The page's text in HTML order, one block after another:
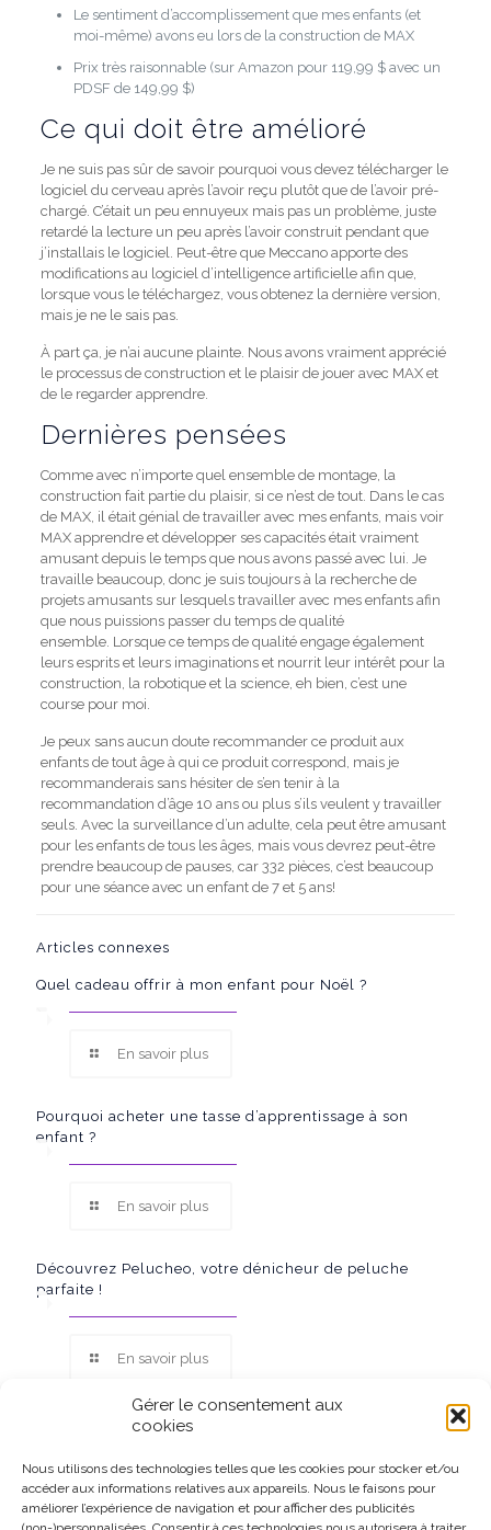
Gérer le consentement aux
cookies
Nous utilisons des technologies telles que les cookies pour stocker et/ou
accéder aux informations relatives aux appareils. Nous le faisons pour
améliorer l’expérience de navigation et pour afficher des publicités
Le sentiment d’accomplissement que mes enfants (et
moi-même) avons eu lors de la construction de MAX
Prix ​​très raisonnable (sur Amazon pour 119,99 $ avec un
PDSF de 149,99 $)
Ce qui doit être amélioré
Je ne suis pas sûr de savoir pourquoi vous devez télécharger le
logiciel du cerveau après l’avoir reçu plutôt que de l’avoir pré-
chargé. C’était un peu ennuyeux mais pas un problème, juste
retardé la lecture un peu après l’avoir construit pendant que
j’installais le logiciel. Peut-être que Meccano apporte des
modifications au logiciel d’intelligence artificielle afin que,
lorsque vous le téléchargez, vous obtenez la dernière version,
mais je ne le sais pas.
À part ça, je n’ai aucune plainte. Nous avons vraiment apprécié
le processus de construction et le plaisir de jouer avec MAX et
de le regarder apprendre.
Dernières pensées
Comme avec n’importe quel ensemble de montage, la
construction fait partie du plaisir, si ce n’est de tout. Dans le cas
de MAX, il était génial de travailler avec mes enfants, mais voir
MAX apprendre et développer ses capacités était vraiment
amusant depuis le temps que nous avons passé avec lui. Je
travaille beaucoup, donc je suis toujours à la recherche de
projets amusants sur lesquels travailler avec mes enfants afin
que nous puissions passer du temps de qualité
ensemble. Lorsque ce temps de qualité engage également
leurs esprits et leurs imaginations et nourrit leur intérêt pour la
construction, la robotique et la science, eh bien, c’est une
course pour moi.
Je peux sans aucun doute recommander ce produit aux
enfants de tout âge à qui ce produit correspond, mais je
recommanderais sans hésiter de s’en tenir à la
recommandation d’âge 10 ans ou plus s’ils veulent y travailler
seuls. Avec la surveillance d’un adulte, cela peut être amusant
pour les enfants de tous les âges, mais vous devrez peut-être
prendre beaucoup de pauses, car 332 pièces, c’est beaucoup
pour une séance avec un enfant de 7 et 5 ans!
Articles connexes
Quel cadeau offrir à mon enfant pour Noël ?
En savoir plus
Pourquoi acheter une tasse d’apprentissage à son
enfant ?
En savoir plus
Découvrez Pelucheo, votre dénicheur de peluche
parfaite !
En savoir plus
Ce site participe au Programme Partenaires d’Amazon EU, un
programme d’affiliation conçu pour permettre à des sites de